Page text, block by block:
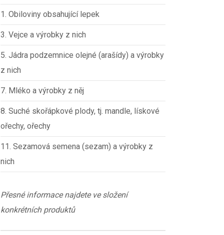
1. Obiloviny obsahující lepek
3. Vejce a výrobky z nich
5. Jádra podzemnice olejné (arašídy) a výrobky
z nich
7. Mléko a výrobky z něj
8. Suché skořápkové plody, tj. mandle, lískové
ořechy, ořechy
11. Sezamová semena (sezam) a výrobky z
nich
Přesné informace najdete ve složení
konkrétních produktů